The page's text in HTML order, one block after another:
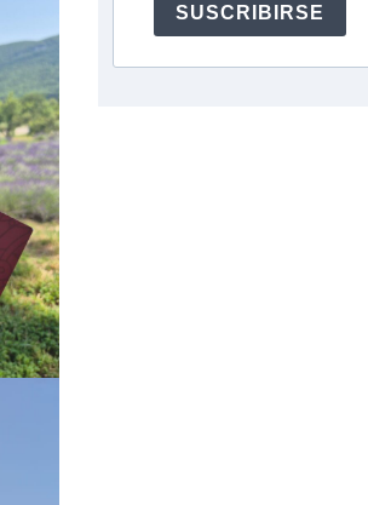
SUSCRIBIRSE